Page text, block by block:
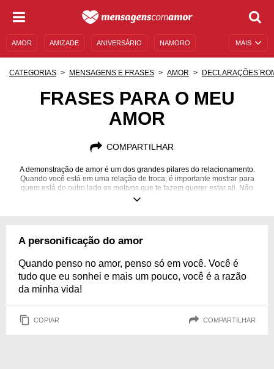
MAIS
AMOR AMIZADE ANIVERSÁRIO NAMORO
MENSAGENS DE ANIVERSÁRIO
CATEGORIAS MENSAGENS E FRASES AMOR DECLARAÇÕES
FRASES PARA O MEU
AMOR
COMPARTILHAR
A demonstração de amor é um dos grandes pilares do relacionamento.
Quando você está em uma relação de troca, é importante mostrar para
quem está do outro lado os motivos que te fazem querer estar ali. Não
perca mais tempo. Envie agora mesmo lindas frases de amor para a
A personificação do amor
Quando penso no amor, penso só em você. Você é
tudo que eu sonhei e mais um pouco, você é a razão
da minha vida!
COPIAR COMPARTILHAR